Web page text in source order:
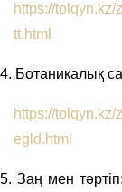
https://
tt.html
Ботаникалық
https://
egld.html
Заң мен